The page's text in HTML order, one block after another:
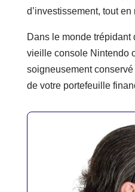
d’investissement, tout
Dans le monde trépidant
vieille console Nintendo
soigneusement
de votre portefeuille